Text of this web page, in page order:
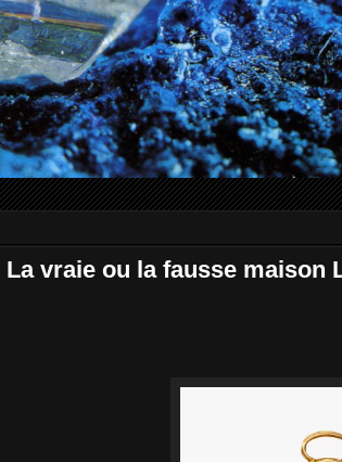
La vraie ou la fausse maison